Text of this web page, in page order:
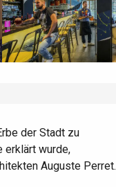
der Stadt zu
erklärt wurde,
Auguste Perret.